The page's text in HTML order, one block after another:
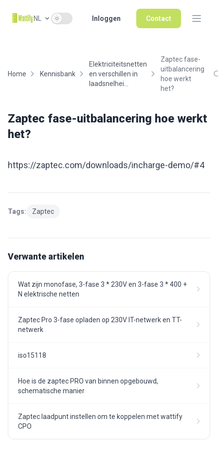
NL Use setting Inloggen Contact
Home Kennisbank
Elektriciteitsnetten
en verschillen in
laadsnelhei...
Zaptec fase-
uitbalancering
hoe werkt
het?
Zaptec fase-uitbalancering hoe werkt
het?
https://zaptec.com/downloads/incharge-demo/#4
Tags: Zaptec
Verwante artikelen
Wat zijn monofase, 3-fase 3 * 230V en 3-fase 3 * 400 +
N elektrische netten
Zaptec Pro 3-fase opladen op 230V IT-netwerk en TT-
netwerk
iso15118
Hoe is de zaptec PRO van binnen opgebouwd,
schematische manier
Zaptec laadpunt instellen om te koppelen met wattify
CPO